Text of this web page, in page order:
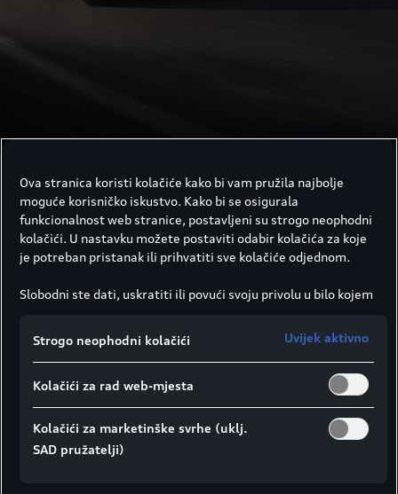
Tehnologija i
digitalizacija
Dizajn i oprema
Za RS vozače.
Ova stranica koristi kolačiće kako bi vam pružila najbolje
moguće korisničko iskustvo. Kako bi se osigurala
funkcionalnost web stranice, postavljeni su strogo neophodni
kolačići. U nastavku možete postaviti odabir kolačića za koje
je potreban pristanak ili prihvatiti sve kolačiće odjednom.
Slobodni ste dati, uskratiti ili povući svoju privolu u bilo kojem
Društvo Porsche Croatia d.o.o. odgovorno je za ovu web
stranicu i kolačiće. Za više informacija o kolačićima (kao i
pronaći na dnu web stranice ili u Smjernicama za kolačiće.
Napomena o prijenosu podataka u skladu s člankom 49.
stavkom 1. točkom (a) GDPR-a: Google Analytics se, između
ostalog, koristi kao marketinški kolačić i analitički kolačić. Ne
može se isključiti da će Google Ireland, kao naš ugovorni
Strogo neophodni kolačići Uvijek aktivno
Kolačići za rad web-mjesta
Kolačići za marketinške svrhe (uklj.
SAD pružatelji)